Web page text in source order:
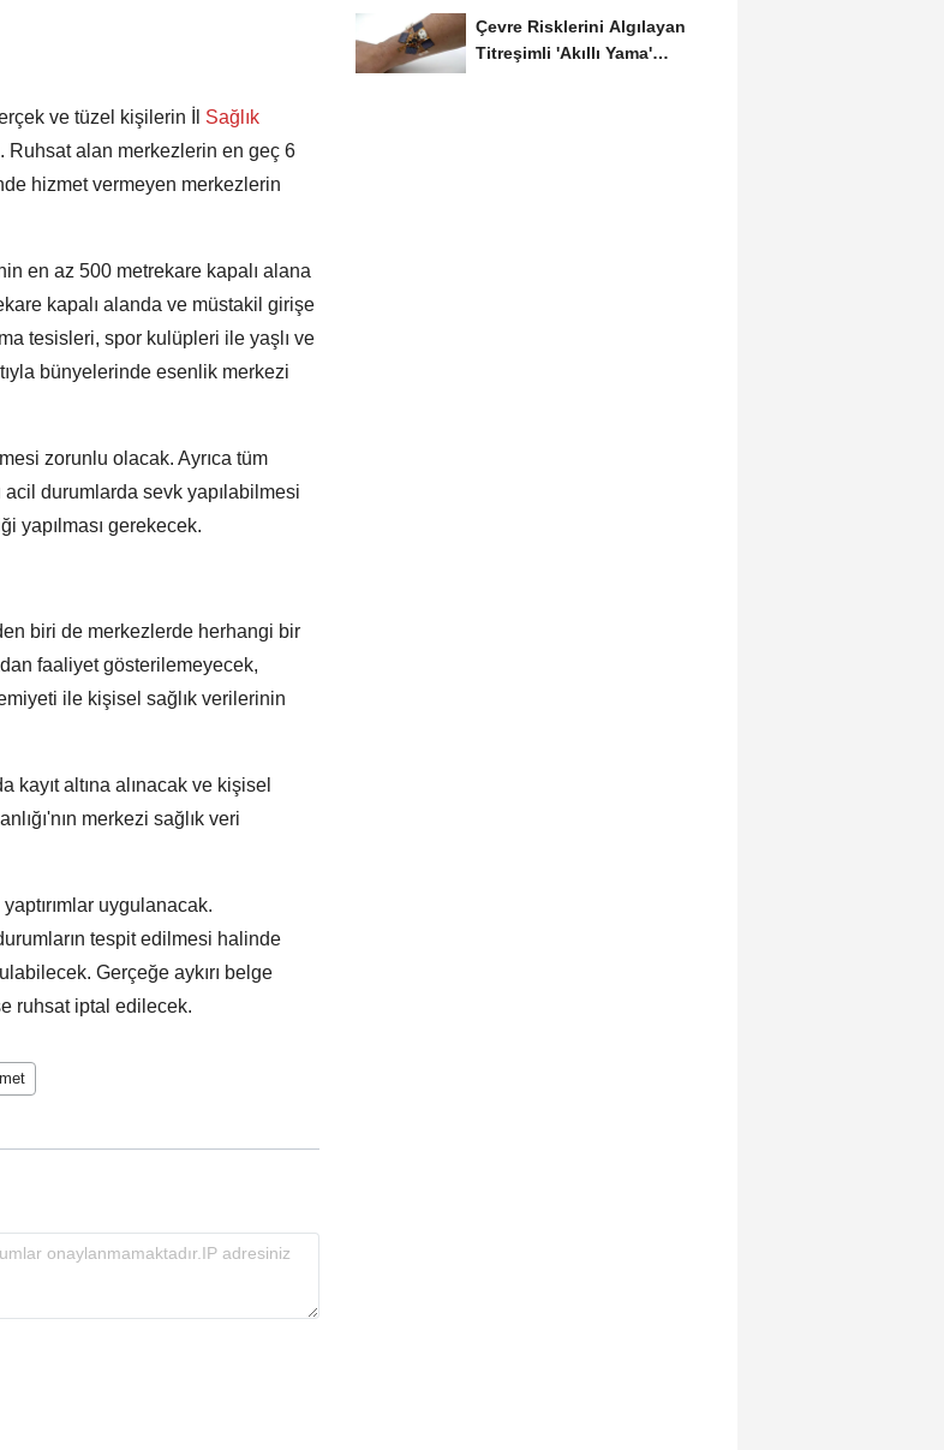
ve tüzel kişilerin İl
Sağlık
Ruhsat alan merkezlerin en geç 6
hizmet vermeyen merkezlerin
en az 500 metrekare kapalı alana
kapalı alanda ve müstakil girişe
tesisleri, spor kulüpleri ile yaşlı ve
bünyelerinde esenlik merkezi
zorunlu olacak. Ayrıca tüm
durumlarda sevk yapılabilmesi
yapılması gerekecek.
biri de merkezlerde herhangi bir
faaliyet gösterilemeyecek,
ile kişisel sağlık verilerinin
altına alınacak ve kişisel
merkezi sağlık veri
uygulanacak.
tespit edilmesi halinde
Gerçeğe aykırı belge
ruhsat iptal edilecek.
Çevre Risklerini Algılayan
Titreşimli 'Akıllı Yama'